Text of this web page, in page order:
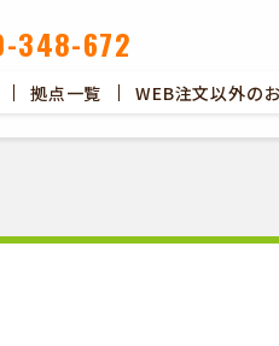
348-672
拠点一覧 WEB注文以外の